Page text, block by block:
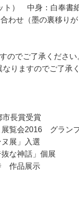
ト） 中身：白奉書
わせ（墨の裏移りが
のでご了承ください
りますのでご了承く
長賞受賞
覧会2016 グラン
」入選
な神話」個展
作品展示